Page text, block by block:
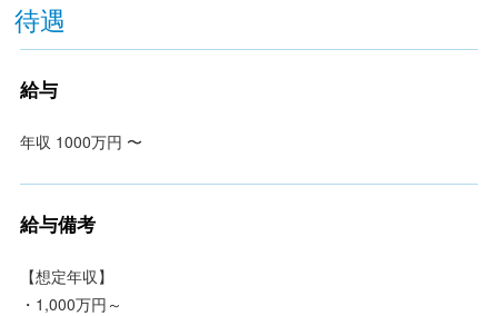
待遇
給与
年収 1000万円 〜
給与備考
【想定年収】
・1,000万円～